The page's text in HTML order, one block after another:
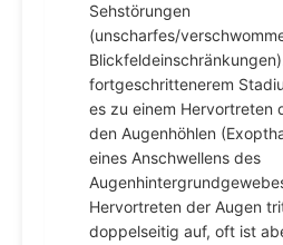
Sehstörungen
(unscharfes/
fortgeschrittenerem
es zu einem Hervortreten
den Augenhöhlen
eines Anschwellens des
Hervortreten der Augen
doppelseitig auf, oft ist